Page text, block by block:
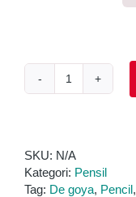
Kuantitas
De
Goya
Mechanical
SKU: N/A
Kategori: Pensil
Tag: De goya, Pencil,